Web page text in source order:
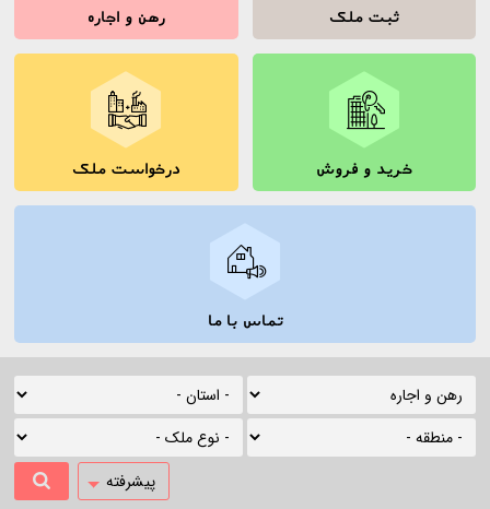
ثبت ملک رهن و اجاره
خرید و فروش درخواست ملک
تماس با ما
پیشرفته